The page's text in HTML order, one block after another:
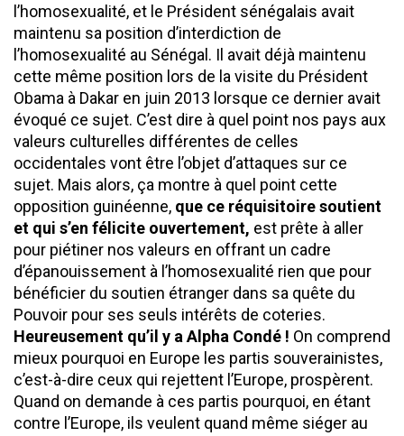
l’homosexualité, et le Président sénégalais avait
maintenu sa position d’interdiction de
l’homosexualité au Sénégal. Il avait déjà maintenu
cette même position lors de la visite du Président
Obama à Dakar en juin 2013 lorsque ce dernier avait
évoqué ce sujet. C’est dire à quel point nos pays aux
valeurs culturelles différentes de celles
occidentales vont être l’objet d’attaques sur ce
sujet. Mais alors, ça montre à quel point cette
opposition guinéenne, que ce réquisitoire soutient
et qui s’en félicite ouvertement, est prête à aller
pour piétiner nos valeurs en offrant un cadre
d’épanouissement à l’homosexualité rien que pour
bénéficier du soutien étranger dans sa quête du
Pouvoir pour ses seuls intérêts de coteries.
Heureusement qu’il y a Alpha Condé ! On comprend
mieux pourquoi en Europe les partis souverainistes,
c’est-à-dire ceux qui rejettent l’Europe, prospèrent.
Quand on demande à ces partis pourquoi, en étant
contre l’Europe, ils veulent quand même siéger au